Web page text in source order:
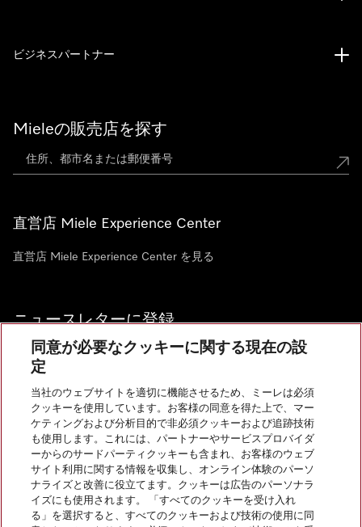
Mieleの販売店を探す
直営店 Miele Experience Center
直営店 Miele Experience Center を見る
ニュースレターに登録
お問い合わせ
ビジネスパートナー
InstagramのMiele
YoutubeのMiele
同意が必要なクッキーに関する現在の設
定
当社のウェブサイトを適切に機能させるため、ミーレは必須
クッキーを使用しています。お客様の同意を得た上で、マー
ケティングおよび分析目的で非必須クッキーおよび追跡技術
も使用します。これには、パートナーやサービスプロバイダ
ーからのサードパーティクッキーも含まれ、お客様のウェブ
サイト利用に関する情報を収集し、オンライン体験のパーソ
ナライズと改善に役立てます。クッキーは広告のパーソナラ
イズにも使用されます。 「すべてのクッキーを受け入れ
る」を選択すると、すべてのクッキーおよび技術の使用に同